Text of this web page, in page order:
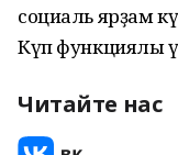
социаль ярҙам
Күп функциялы
Читайте нас